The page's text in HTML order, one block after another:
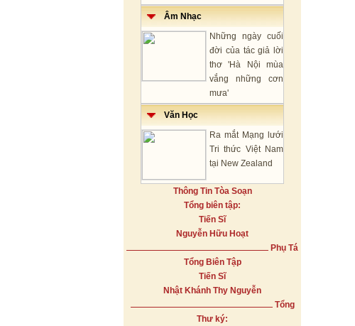
Âm Nhạc
Những ngày cuối
đời của tác giả lời
thơ 'Hà Nội mùa
vắng những cơn
mưa'
Văn Học
Ra mắt Mạng lưới
Tri thức Việt Nam
tại New Zealand
Thông Tin Tòa Soạn
Tổng biên tập:
Tiến Sĩ
Nguyễn Hữu Hoạt
Phụ Tá
Tổng Biên Tập
Tiến Sĩ
Nhật Khánh Thy Nguyễn
Tổng
Thư ký: